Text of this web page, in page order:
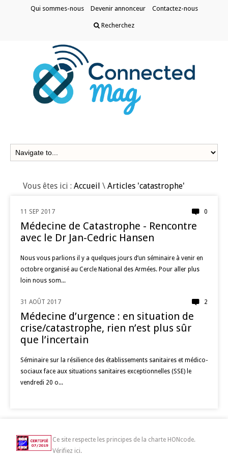
Qui sommes-nous Devenir annonceur Contactez-nous
Recherchez
Vous êtes ici : Accueil \ Articles 'catastrophe'
MÉDECINE D'URGENCE
11 SEP 2017 0
Médecine de Catastrophe - Rencontre
avec le Dr Jan-Cedric Hansen
Nous vous parlions il y a quelques jours d’un séminaire à venir en
octobre organisé au Cercle National des Armées. Pour aller plus
loin nous som...
MÉDECINE D'URGENCE
31 AOÛT 2017 2
Médecine d’urgence : en situation de
crise/catastrophe, rien n’est plus sûr
que l’incertain
Séminaire sur la résilience des établissements sanitaires et médico-
sociaux face aux situations sanitaires exceptionnelles (SSE) le
vendredi 20 o...
Ce site respecte les principes de la charte HONcode.
Vérifiez ici.